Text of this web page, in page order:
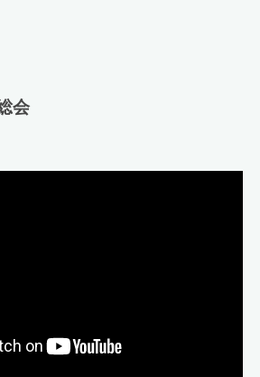
会